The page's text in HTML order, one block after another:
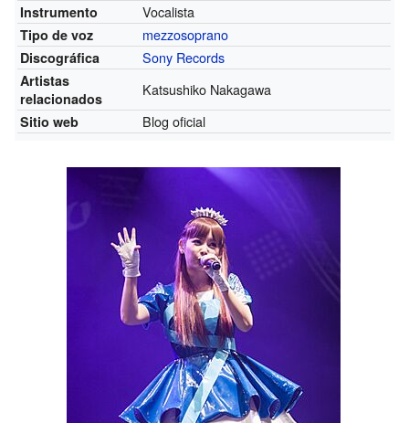
Instrumento Vocalista
Tipo de voz mezzosoprano
Discográfica Sony Records
Artistas
relacionados
Katsushiko Nakagawa
Sitio web Blog oficial